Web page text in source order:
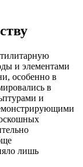
и элементами
особенно в
в
и
лишь